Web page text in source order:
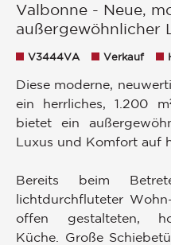
Valbonne - Neue,
außergewöhnlicher
V3444VA Verkauf
Diese moderne,
ein herrliches, 1.200
bietet ein
Luxus und Komfort auf
Bereits beim
lichtdurchfluteter
offen gestalteten,
Küche. Große